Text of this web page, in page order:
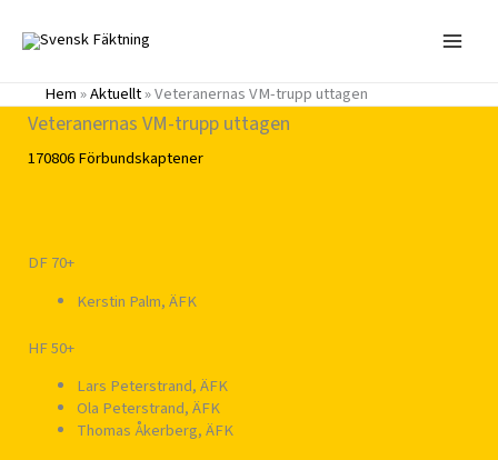
innehåll
Hem»Aktuellt»Veteranernas VM-trupp uttagen
Veteranernas VM-trupp uttagen
170806Förbundskaptener
DF 70+
Kerstin Palm, ÄFK
HF 50+
Lars Peterstrand, ÄFK
Ola Peterstrand, ÄFK
Thomas Åkerberg, ÄFK